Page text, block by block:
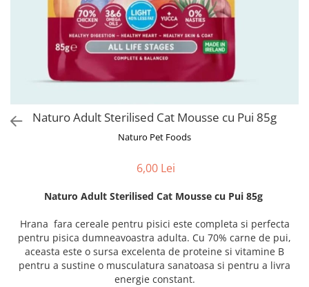
Hrana umeda
Recompense caini
Jucarii
Accesorii
Culcusuri
Diete veterinare
Hainute
Naturo Adult Sterilised Cat Mousse cu Pui 85g
Naturo Pet Foods
6,00 Lei
Naturo Adult Sterilised Cat Mousse cu Pui 85g
Hrana fara cereale pentru pisici este completa si perfecta
pentru pisica dumneavoastra adulta. Cu 70% carne de pui,
aceasta este o sursa excelenta de proteine si vitamine B
pentru a sustine o musculatura sanatoasa si pentru a livra
energie constant.